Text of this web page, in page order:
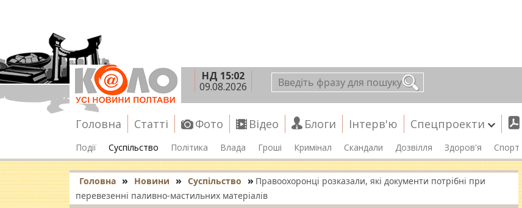
НД 15:02
09.08.2026
Головна Статті Фото Відео Блоги Інтерв'ю Спецпроекти
Події Суспільство Політика Влада Гроші Кримінал Скандали Дозвілля Здоров'я Спорт
Головна » Новини » Суспільство » Правоохоронці розказали, які документи потрібні при
перевезенні паливно-мастильних матеріалів